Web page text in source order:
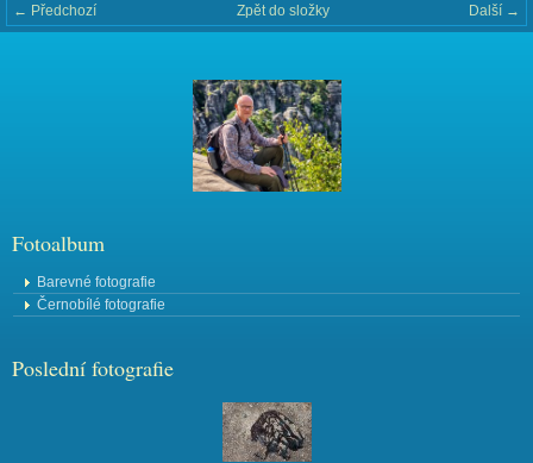
← Předchozí Další →
Zpět do složky
Fotoalbum
Barevné fotografie
Černobílé fotografie
Poslední fotografie